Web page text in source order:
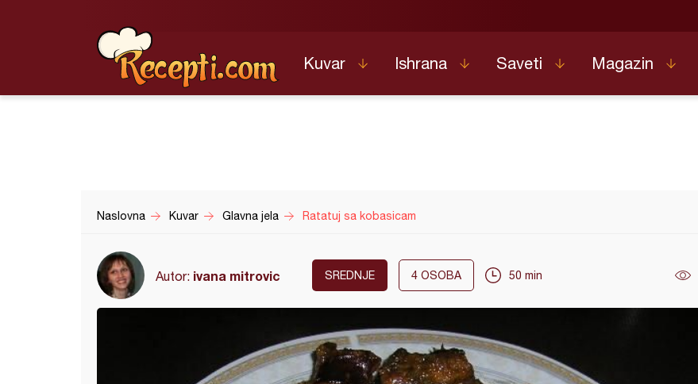
Kuvar Ishrana Saveti Magazin
Naslovna Kuvar Glavna jela Ratatuj sa kobasicam
Autor: ivana mitrovic SREDNJE 4 OSOBA 50 min